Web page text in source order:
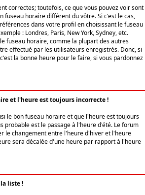
correctes; toutefois, ce que vous pouvez voir sont
fuseau horaire différent du vôtre. Si c'est le cas,
dans votre profil en choisissant le fuseau
: Londres, Paris, New York, Sydney, etc.
fuseau horaire, comme la plupart des autres
effectué par les utilisateurs enregistrés. Donc, si
la bonne heure pour le faire, si vous pardonnez
et l'heure est toujours incorrecte !
le bon fuseau horaire et que l'heure est toujours
probable est le passage à l'heure d'été. Le forum
le changement entre l'heure d'hiver et l'heure
sera décalée d'une heure par rapport à l'heure
liste !